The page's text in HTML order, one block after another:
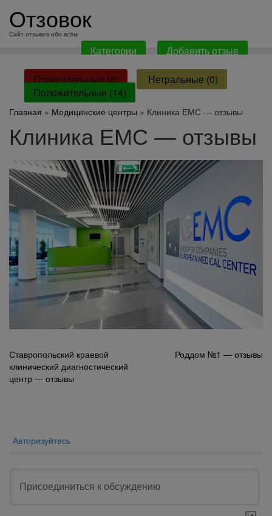
содержанию
Отзовок
Сайт отзывов обо всём
Категории Добавить отзыв
Отрицательные (8)
Нетральные (0)
Положительные (14)
Главная » Медицинские центры » Клиника ЕМС — отзывы
Клиника ЕМС — отзывы
Навигация
по
Ставропольский краевой
клинический диагностический
центр — отзывы
Роддом №1 — отзывы
Авторизуйтесь